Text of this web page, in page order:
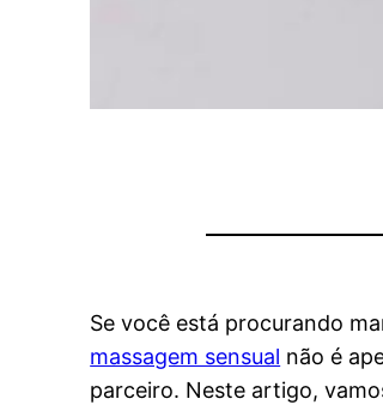
Se você está procurando
massagem sensual não é
parceiro. Neste artigo,